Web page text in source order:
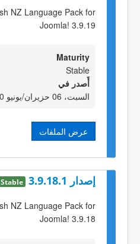
NZ Language Pack for
Joomla! 3.9.19
Maturity
Stable
أٌصدر في
السبت، 06 حزيران/يونيو 2020 09:00
عرض الملفات
إصدار 3.9.18.1 Stable
NZ Language Pack for
Joomla! 3.9.18